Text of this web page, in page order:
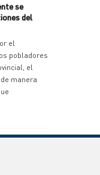
se
del
el
pobladores
el
manera